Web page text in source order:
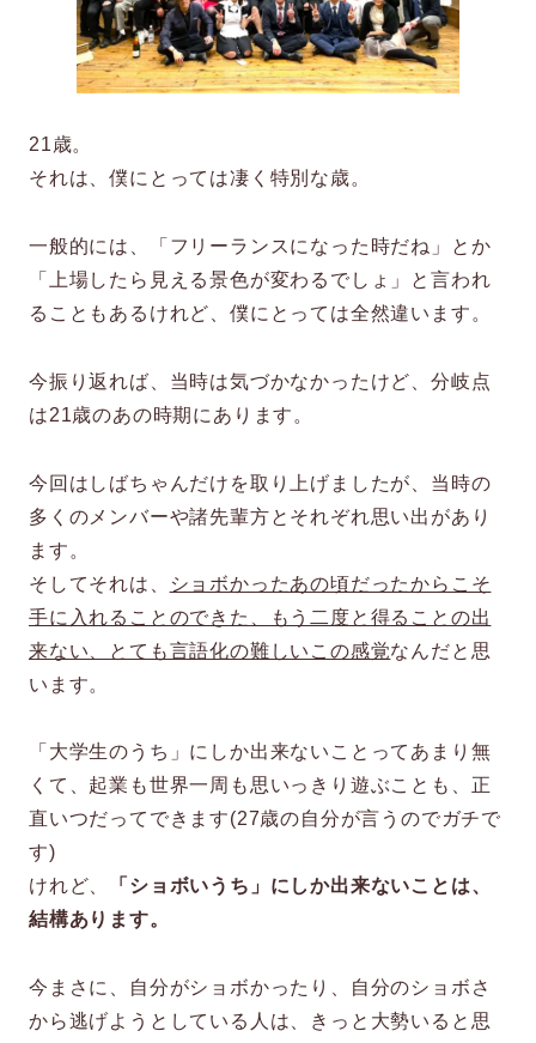
21歳。
それは、僕にとっては凄く特別な歳。
一般的には、「フリーランスになった時だね」とか
「上場したら見える景色が変わるでしょ」と言われ
ることもあるけれど、僕にとっては全然違います。
今振り返れば、当時は気づかなかったけど、分岐点
は21歳のあの時期にあります。
今回はしばちゃんだけを取り上げましたが、当時の
多くのメンバーや諸先輩方とそれぞれ思い出があり
ます。
そしてそれは、
ショボかったあの頃だったからこそ
手に入れることのできた、もう二度と得ることの出
来ない、とても言語化の難しいこの感覚なんだと思
います。
「大学生のうち」にしか出来ないことってあまり無
くて、起業も世界一周も思いっきり遊ぶことも、正
直いつだってできます(27歳の自分が言うのでガチで
す)
けれど、
「ショボいうち」にしか出来ないことは、
結構あります。
今まさに、自分がショボかったり、自分のショボさ
から逃げようとしている人は、きっと大勢いると思